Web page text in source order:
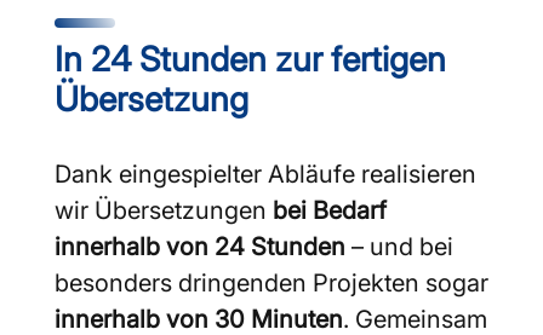
In 24 Stunden zur fertigen
Übersetzung
Dank eingespielter Abläufe realisieren
wir Übersetzungen bei Bedarf
innerhalb von 24 Stunden – und bei
besonders dringenden Projekten sogar
innerhalb von 30 Minuten. Gemeinsam